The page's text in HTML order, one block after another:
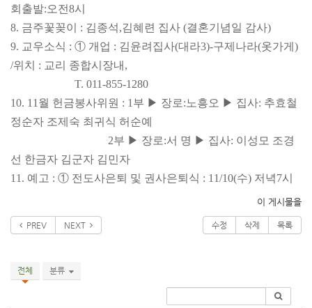
회출발:오전8시
8. 금주꽃꽂이 : 김종석,김혜련 집사 (결혼기념일 감사)
9. 교우소식 : ① 개업 : 김윤려집사(대라3)-구제나라(옷가게)
/위치 : 교리 종합시장내,
T. 011-855-1280
10. 11월 헌금봉사위원 : 1부 ▶ 장로: 노흥오 ▶ 집사: 추효철
정순자 조제숙 최귀식 허순예
2부 ▶ 장로:서 명 ▶ 집사: 이성모 조경
선 한금자 김군자 김민자
11. 예고 : ① 전도사은퇴 및 권사은퇴식 : 11/10(수) 저녁7시
이 게시물을
PREV NEXT 수정 삭제 목록
전체 분류